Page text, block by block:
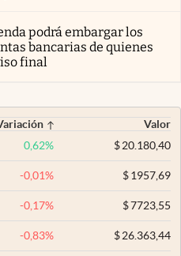
podrá embargar los
bancarias de quienes
final
Valor
0,62% $20.180,40
-0,01% $1957,69
-0,17% $7723,55
-0,83% $26.363,44